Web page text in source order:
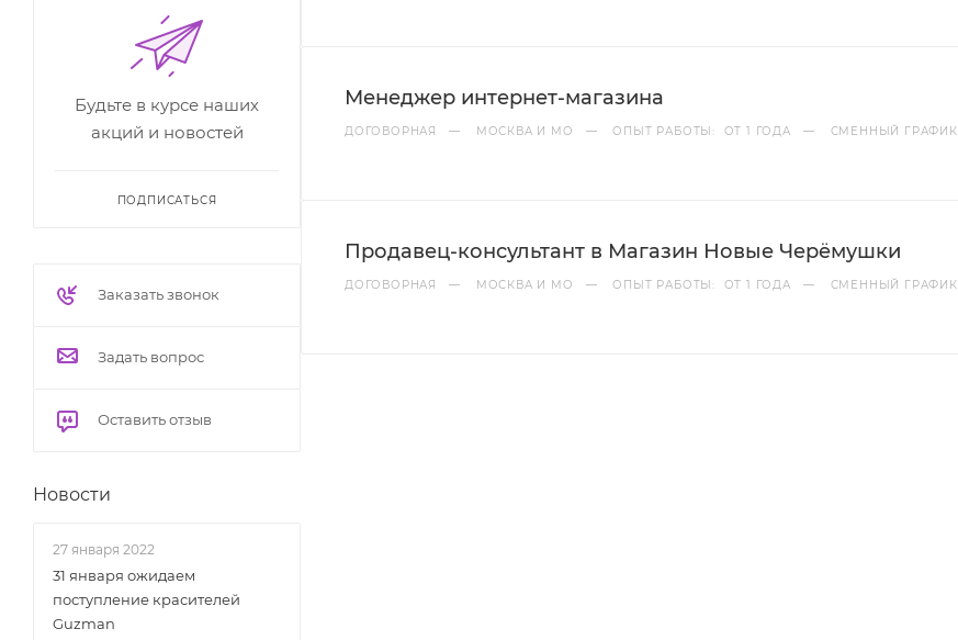
Менеджер интернет-магазина
ДОГОВОРНАЯ — МОСКВА И МО — ОПЫТ РАБОТЫ: ОТ 1 ГОДА — СМЕННЫЙ ГРАФИК
Продавец-консультант в Магазин Новые Черёмушки
ДОГОВОРНАЯ — МОСКВА И МО — ОПЫТ РАБОТЫ: ОТ 1 ГОДА — СМЕННЫЙ ГРАФИК
Будьте в курсе наших
акций и новостей
ПОДПИСАТЬСЯ
Заказать звонок
Задать вопрос
Оставить отзыв
Новости
27 января 2022
31 января ожидаем
поступление красителей
Guzman